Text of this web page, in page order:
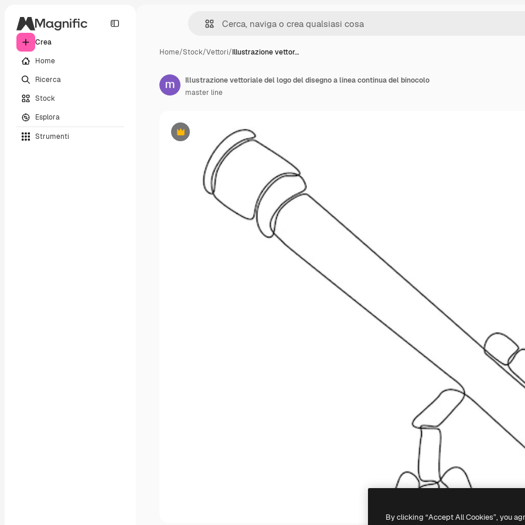
Crea
Home
Ricerca
Stock
Esplora
Strumenti
Home/Stock/Vettori/Illustrazione vettor…
Premium
Illustrazione vettoriale del logo del disegno a linea continua del binocolo
master line
By clicking “Accept All Cookies”, you